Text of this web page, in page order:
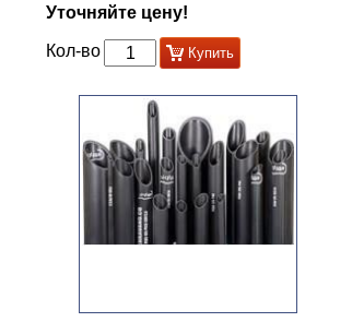
Уточняйте цену!
Кол-во Купить